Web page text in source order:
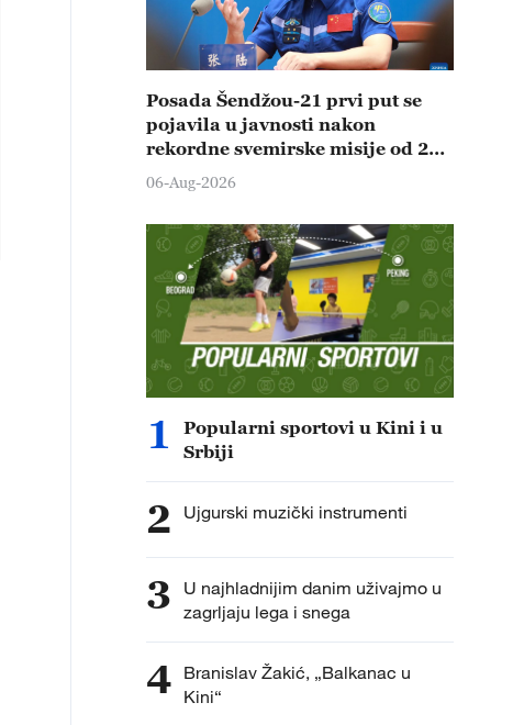
Posada Šendžou-21 prvi put se
pojavila u javnosti nakon
rekordne svemirske misije od 210
dana
06-Aug-2026
1
Popularni sportovi u Kini i u
Srbiji
2 Ujgurski muzički instrumenti
3
U najhladnijim danim uživajmo u
zagrljaju lega i snega
4 Branislav Žakić, „Balkanac u
Kini“